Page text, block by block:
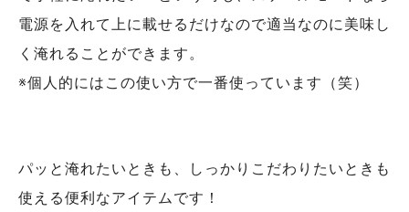
電源を入れて上に載せるだけなので適当なのに美味し
く淹れることができます。
※個人的にはこの使い方で一番使っています（笑）
パッと淹れたいときも、しっかりこだわりたいときも
使える便利なアイテムです！